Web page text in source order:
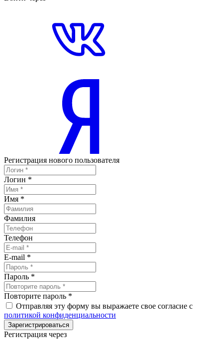
Регистрация нового пользователя
Логин *
Имя *
Фамилия
Телефон
E-mail *
Пароль *
Повторите пароль *
Отправляя эту форму вы выражаете свое согласие с
политикой конфиденциальности
Зарегистрироваться
Регистрация через